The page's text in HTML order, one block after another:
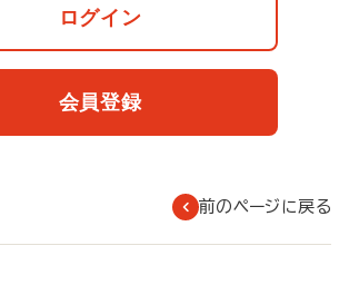
ログイン
会員登録
前のページに戻る